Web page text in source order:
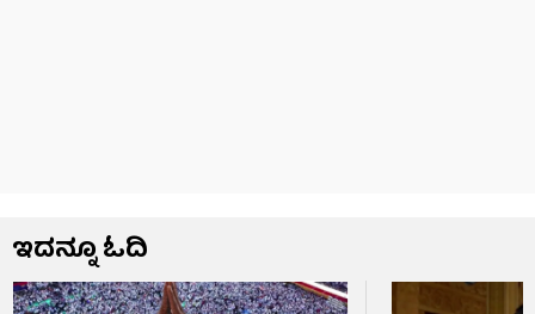
ಇದನ್ನೂ ಓದಿ